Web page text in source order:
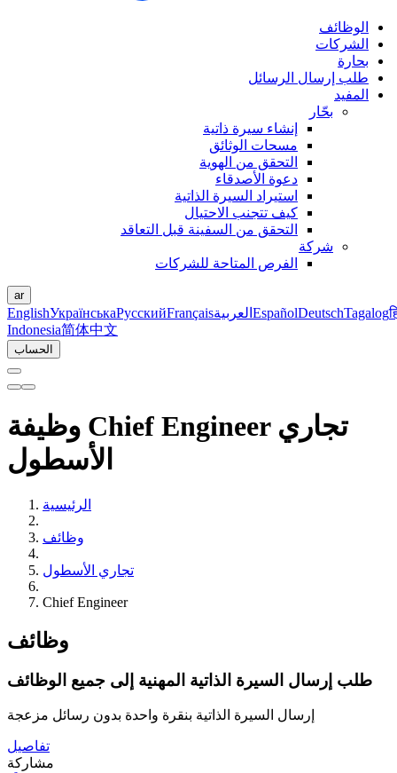
الوظائف
الشركات
بحارة
طلب إرسال الرسائل
المفيد
بحّار
إنشاء سيرة ذاتية
مسحات الوثائق
التحقق من الهوية
دعوة الأصدقاء
استيراد السيرة الذاتية
كيف تتجنب الاحتيال
التحقق من السفينة قبل التعاقد
شركة
الفرص المتاحة للشركات
ar
EnglishУкраїнськаРусскийFrançaisالعربية EspañolDeutschTagalog
Indonesia简体中文
الحساب
وظيفة Chief Engineer تجاري
الأسطول
الرئيسية
وظائف
تجاري الأسطول
Chief Engineer
وظائف
طلب إرسال السيرة الذاتية المهنية إلى جميع الوظائف
إرسال السيرة الذاتية بنقرة واحدة بدون رسائل مزعجة
تفاصيل
مشاركة